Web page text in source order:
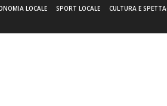
LOCALE SPORT LOCALE CULTURA E